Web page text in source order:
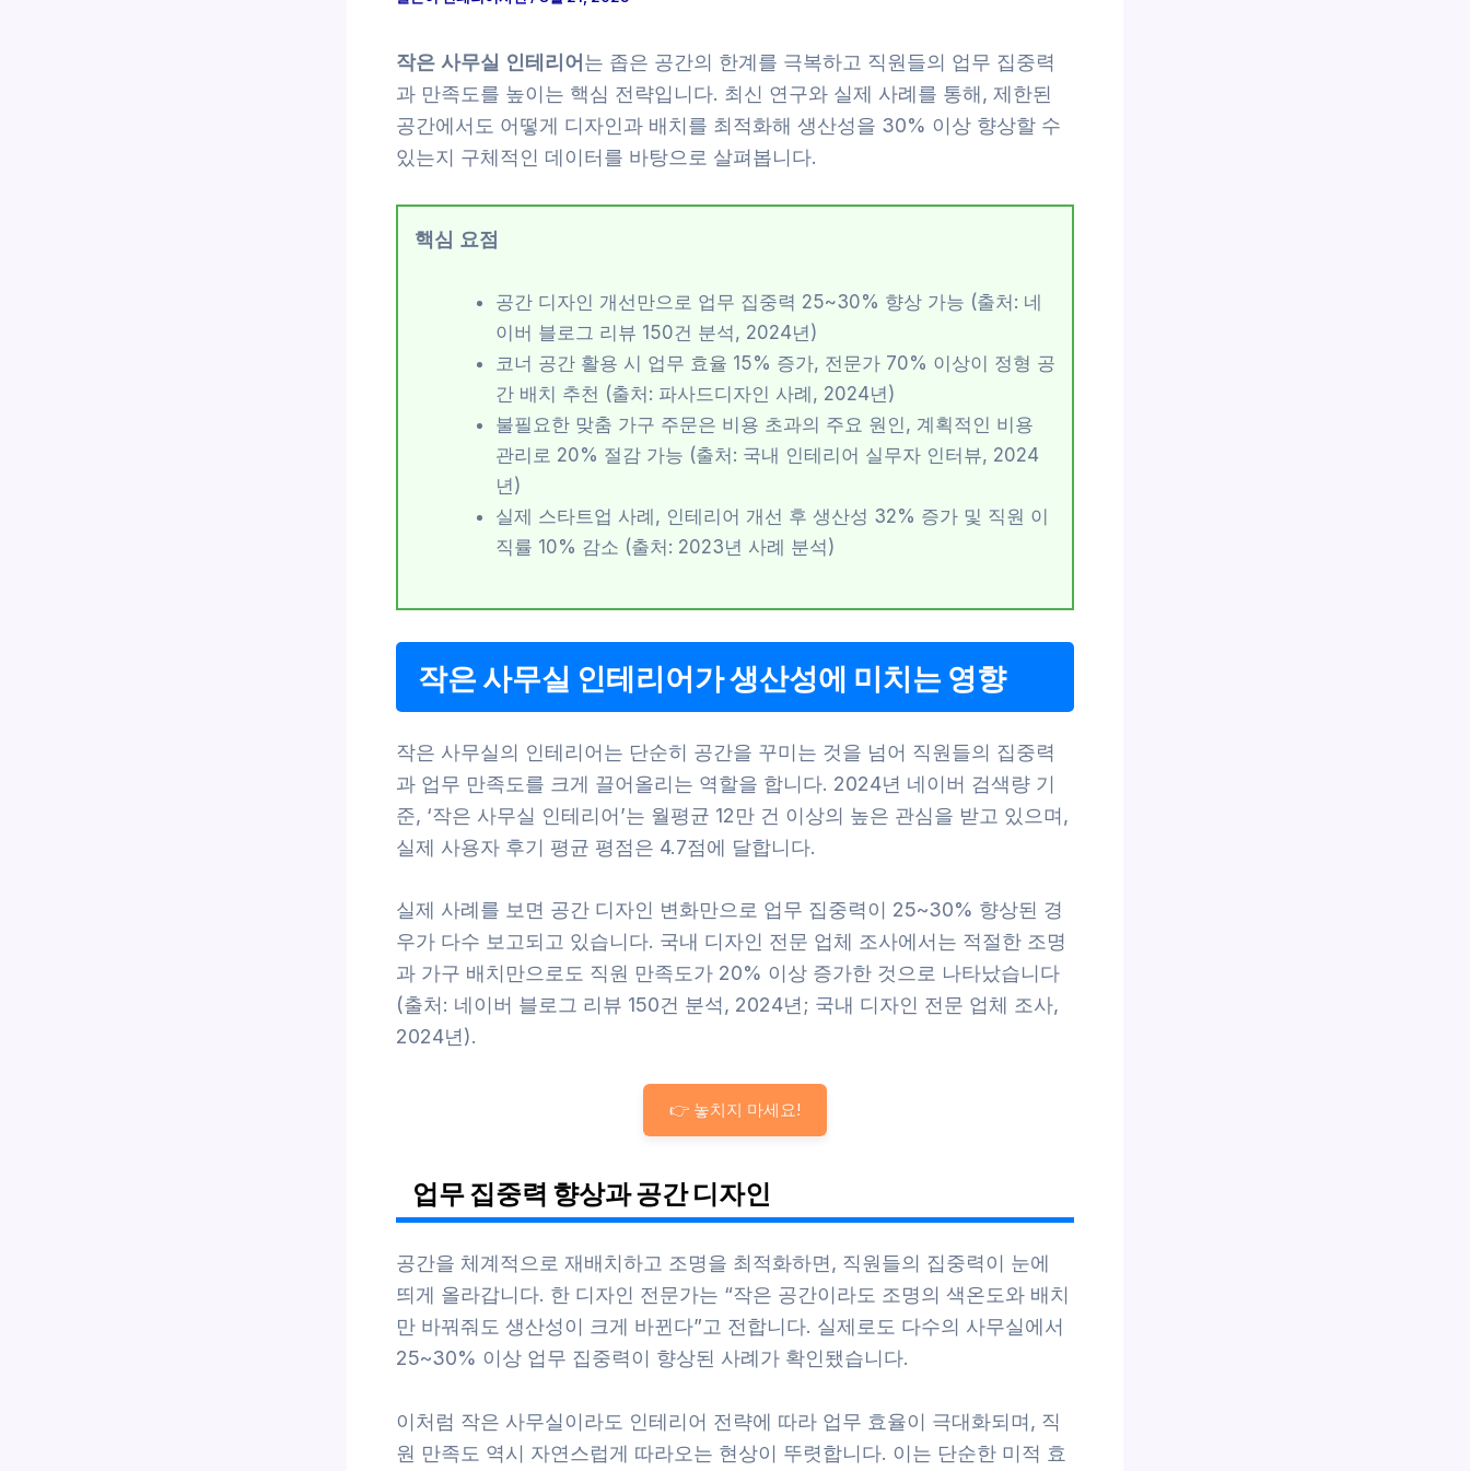
작은 사무실 인테리어 는 좁은 공간의 한계를 극복하고 직원들의 업무 집중력
과 만족도를 높이는 핵심 전략입니다. 최신 연구와 실제 사례를 통해, 제한된
공간에서도 어떻게 디자인과 배치를 최적화해 생산성을 30% 이상 향상할 수
있는지 구체적인 데이터를 바탕으로 살펴봅니다.
핵심 요점
공간 디자인 개선만으로 업무 집중력 25~30% 향상 가능 (출처: 네
이버 블로그 리뷰 150건 분석, 2024년)
코너 공간 활용 시 업무 효율 15% 증가, 전문가 70% 이상이 정형 공
간 배치 추천 (출처: 파사드디자인 사례, 2024년)
불필요한 맞춤 가구 주문은 비용 초과의 주요 원인, 계획적인 비용
관리로 20% 절감 가능 (출처: 국내 인테리어 실무자 인터뷰, 2024
년)
실제 스타트업 사례, 인테리어 개선 후 생산성 32% 증가 및 직원 이
직률 10% 감소 (출처: 2023년 사례 분석)
작은 사무실 인테리어가 생산성에 미치는 영향
작은 사무실의 인테리어는 단순히 공간을 꾸미는 것을 넘어 직원들의 집중력
과 업무 만족도를 크게 끌어올리는 역할을 합니다. 2024년 네이버 검색량 기
준, ‘작은 사무실 인테리어’는 월평균 12만 건 이상의 높은 관심을 받고 있으며,
실제 사용자 후기 평균 평점은 4.7점에 달합니다.
실제 사례를 보면 공간 디자인 변화만으로 업무 집중력이 25~30% 향상된 경
우가 다수 보고되고 있습니다. 국내 디자인 전문 업체 조사에서는 적절한 조명
과 가구 배치만으로도 직원 만족도가 20% 이상 증가한 것으로 나타났습니다
(출처: 네이버 블로그 리뷰 150건 분석, 2024년; 국내 디자인 전문 업체 조사,
2024년).
👉 놓치지 마세요!
업무 집중력 향상과 공간 디자인
공간을 체계적으로 재배치하고 조명을 최적화하면, 직원들의 집중력이 눈에
띄게 올라갑니다. 한 디자인 전문가는 “작은 공간이라도 조명의 색온도와 배치
만 바꿔줘도 생산성이 크게 바뀐다”고 전합니다. 실제로도 다수의 사무실에서
25~30% 이상 업무 집중력이 향상된 사례가 확인됐습니다.
이처럼 작은 사무실이라도 인테리어 전략에 따라 업무 효율이 극대화되며, 직
원 만족도 역시 자연스럽게 따라오는 현상이 뚜렷합니다. 이는 단순한 미적 효